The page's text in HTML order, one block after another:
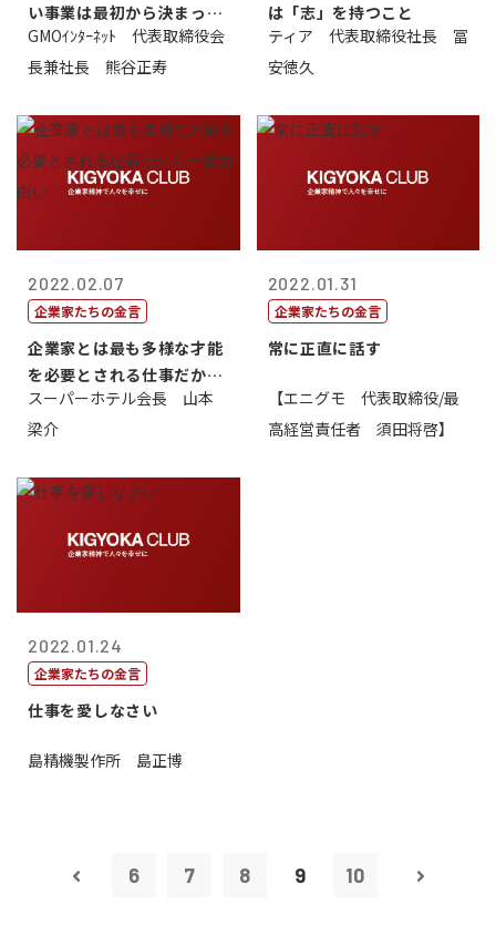
い事業は最初から決まって
いる
GMOｲﾝﾀｰﾈｯﾄ 代表取締役会
長兼社長 熊谷正寿
は「志」を持つこと
ティア 代表取締役社長 冨
安徳久
2022.02.07
企業家たちの金言
企業家とは最も多様な才能
を必要とされる仕事だから
一番面白い
スーパーホテル会長 山本
梁介
2022.01.31
企業家たちの金言
常に正直に話す
【エニグモ 代表取締役/最
高経営責任者 須田将啓】
2022.01.24
企業家たちの金言
仕事を愛しなさい
島精機製作所 島正博
6 7 8 9 10